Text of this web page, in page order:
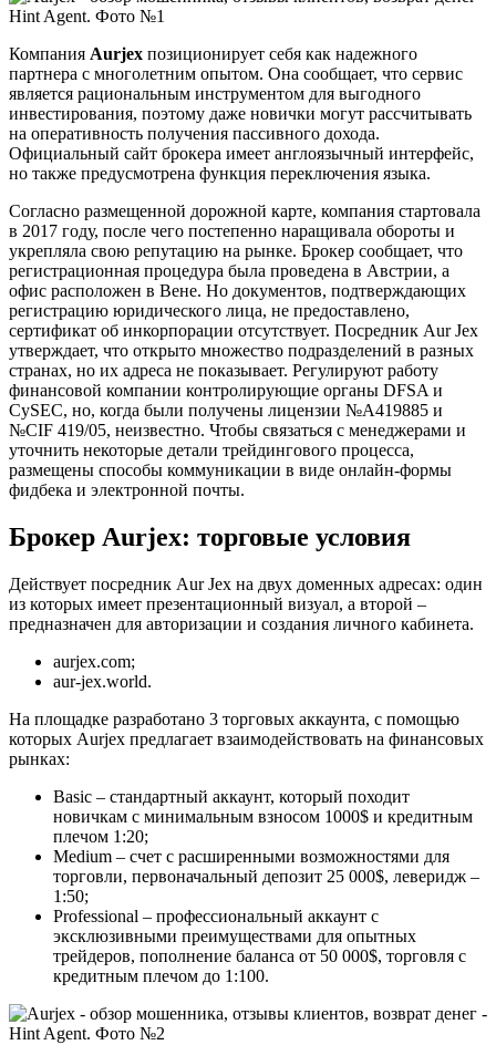
Компания Aurjex позиционирует себя как надежного
партнера с многолетним опытом. Она сообщает, что сервис
является рациональным инструментом для выгодного
инвестирования, поэтому даже новички могут рассчитывать
на оперативность получения пассивного дохода.
Официальный сайт брокера имеет англоязычный интерфейс,
но также предусмотрена функция переключения языка.
Согласно размещенной дорожной карте, компания стартовала
в 2017 году, после чего постепенно наращивала обороты и
укрепляла свою репутацию на рынке. Брокер сообщает, что
регистрационная процедура была проведена в Австрии, а
офис расположен в Вене. Но документов, подтверждающих
регистрацию юридического лица, не предоставлено,
сертификат об инкорпорации отсутствует. Посредник Aur Jex
утверждает, что открыто множество подразделений в разных
странах, но их адреса не показывает. Регулируют работу
финансовой компании контролирующие органы DFSA и
CySEC, но, когда были получены лицензии №A419885 и
№CIF 419/05, неизвестно. Чтобы связаться с менеджерами и
уточнить некоторые детали трейдингового процесса,
размещены способы коммуникации в виде онлайн-формы
фидбека и электронной почты.
Брокер Aurjex: торговые условия
Действует посредник Aur Jex на двух доменных адресах: один
из которых имеет презентационный визуал, а второй –
предназначен для авторизации и создания личного кабинета.
aurjex.com;
aur-jex.world.
На площадке разработано 3 торговых аккаунта, с помощью
которых Aurjex предлагает взаимодействовать на финансовых
рынках:
Basic – стандартный аккаунт, который походит
новичкам с минимальным взносом 1000$ и кредитным
плечом 1:20;
Medium – счет с расширенными возможностями для
торговли, первоначальный депозит 25 000$, леверидж –
1:50;
Professional – профессиональный аккаунт с
эксклюзивными преимуществами для опытных
трейдеров, пополнение баланса от 50 000$, торговля с
кредитным плечом до 1:100.